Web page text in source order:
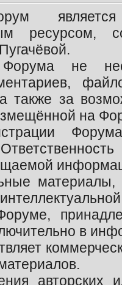
является
ресурсом,
Форума не
также за
на
в
авторских